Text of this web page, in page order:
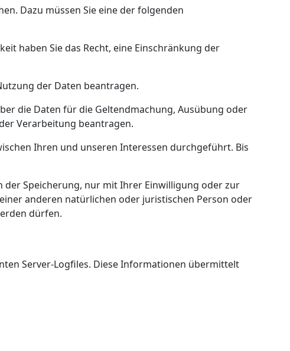
Dazu müssen Sie eine der folgenden
haben Sie das Recht, eine Einschränkung der
der Daten beantragen.
die Daten für die Geltendmachung, Ausübung oder
Verarbeitung beantragen.
Ihren und unseren Interessen durchgeführt. Bis
der Speicherung, nur mit Ihrer Einwilligung oder zur
anderen natürlichen oder juristischen Person oder
dürfen.
Server-Logfiles. Diese Informationen übermittelt